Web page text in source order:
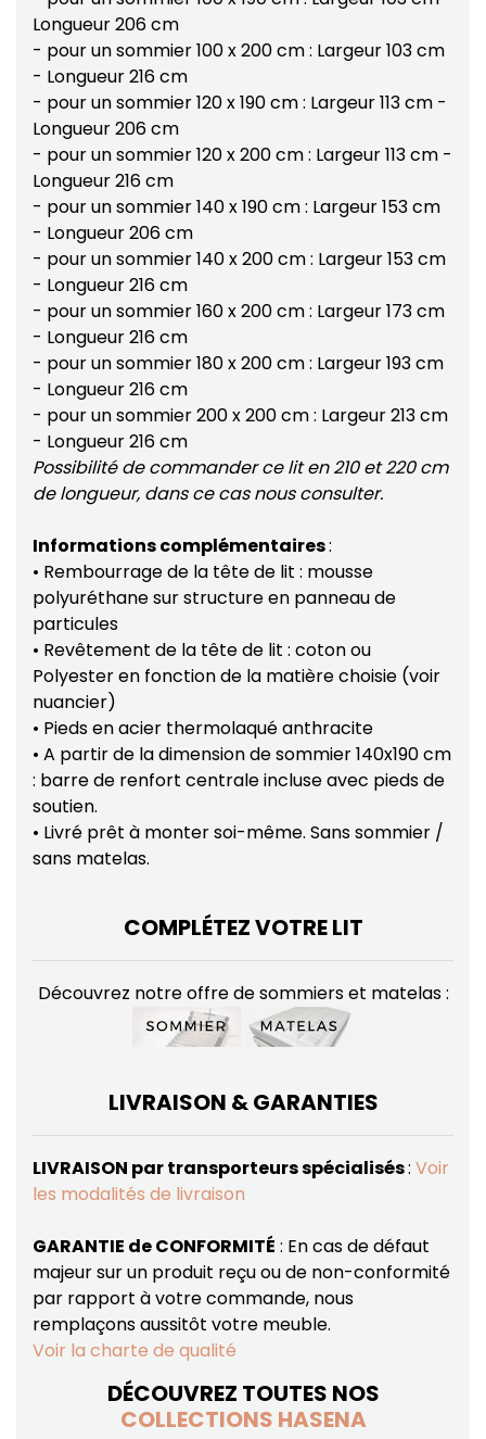
Longueur 206 cm
- pour un sommier 100 x 200 cm : Largeur 103 cm
- Longueur 216 cm
- pour un sommier 120 x 190 cm : Largeur 113 cm -
Longueur 206 cm
- pour un sommier 120 x 200 cm : Largeur 113 cm -
Longueur 216 cm
- pour un sommier 140 x 190 cm : Largeur 153 cm
- Longueur 206 cm
- pour un sommier 140 x 200 cm : Largeur 153 cm
- Longueur 216 cm
- pour un sommier 160 x 200 cm : Largeur 173 cm
- Longueur 216 cm
- pour un sommier 180 x 200 cm : Largeur 193 cm
- Longueur 216 cm
- pour un sommier 200 x 200 cm : Largeur 213 cm
- Longueur 216 cm
Possibilité de commander ce lit en 210 et 220 cm
de longueur, dans ce cas nous consulter.
Informations complémentaires:
• Rembourrage de la tête de lit : mousse
polyuréthane sur structure en panneau de
particules
• Revêtement de la tête de lit : coton ou
Polyester en fonction de la matière choisie (voir
nuancier)
• Pieds en acier thermolaqué anthracite
• A partir de la dimension de sommier 140x190 cm
: barre de renfort centrale incluse avec pieds de
soutien.
• Livré prêt à monter soi-même. Sans sommier /
sans matelas.
COMPLÉTEZ VOTRE LIT
Découvrez notre offre de sommiers et matelas :
LIVRAISON & GARANTIES
LIVRAISON par transporteurs spécialisés: Voir
les modalités de livraison
GARANTIE de CONFORMITÉ : En cas de défaut
majeur sur un produit reçu ou de non-conformité
par rapport à votre commande, nous
remplaçons aussitôt votre meuble.
Voir la charte de qualité
DÉCOUVREZ TOUTES NOS
COLLECTIONS HASENA